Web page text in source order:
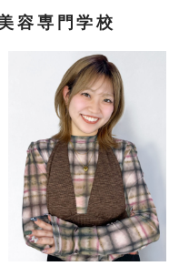
容専門学校